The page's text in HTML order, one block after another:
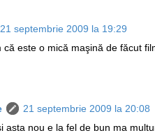
21 septembrie 2009 la 19:29
este o mică maşină de făcut
21 septembrie 2009 la 20:08
asta nou e la fel de bun ma